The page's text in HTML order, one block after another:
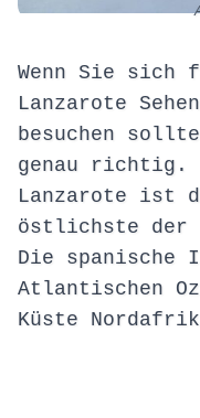
Wenn Sie sich
Lanzarote
besuchen
genau richtig.
Lanzarote ist
östlichste der
Die
Atlantischen
Küste